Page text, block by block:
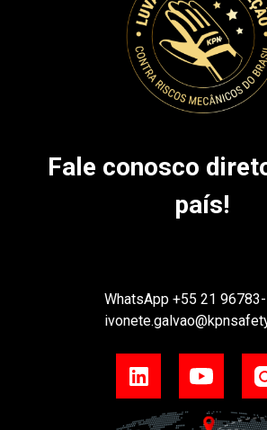
Fale conosco
país!
WhatsApp +55 21